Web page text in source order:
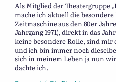
Als Mitglied der Theatergruppe
mache ich aktuell die
Zeitmaschine aus den 80er
Jahrgang 1971), direkt in das
keine besondere Rolle, sind
und ich bin immer noch
sich in meinem Leben ja nun
dachte ich.